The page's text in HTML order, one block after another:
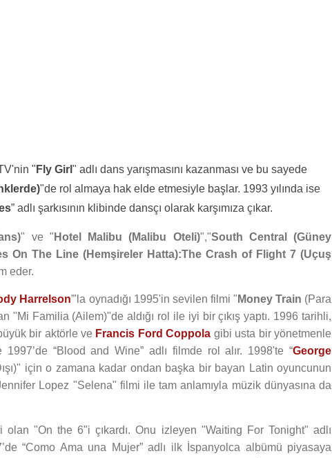
" Fly Girl " adlı dans yarışmasını kazanması ve bu sayede
"de rol almaya hak elde etmesiyle başlar. 1993 yılında ise
” adlı şarkısının klibinde dansçı olarak karşımıza çıkar.
" ve " Hotel Malibu (Malibu Oteli)","South Central (Güney
On The Line (Hemşireler Hatta):The Crash of Flight 7 (Uçuş
eder.
Harrelson”'la oynadığı 1995'in sevilen filmi " Money Train (Para
"Mi Familia (Ailem)"de aldığı rol ile iyi bir çıkış yaptı. 1996 tarihli,
bir aktörle ve Francis Ford Coppola gibi usta bir yönetmenle
1997’de “Blood and Wine” adlı filmde rol alır. 1998'te “George
için o zamana kadar ondan başka bir bayan Latin oyuncunun
Lopez "Selena" filmi ile tam anlamıyla müzik dünyasına da
"On the 6"i çıkardı. Onu izleyen "Waiting For Tonight" adlı
“Como Ama una Mujer” adlı ilk İspanyolca albümü piyasaya